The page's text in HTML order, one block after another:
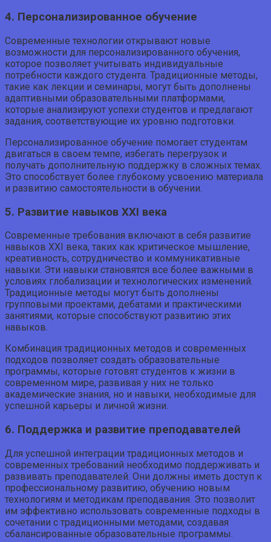
4. Персонализированное обучение
Современные технологии открывают новые
возможности для персонализированного обучения,
которое позволяет учитывать индивидуальные
потребности каждого студента. Традиционные методы,
такие как лекции и семинары, могут быть дополнены
адаптивными образовательными платформами,
которые анализируют успехи студентов и предлагают
задания, соответствующие их уровню подготовки.
Персонализированное обучение помогает студентам
двигаться в своем темпе, избегать перегрузок и
получать дополнительную поддержку в сложных темах.
Это способствует более глубокому усвоению материала
и развитию самостоятельности в обучении.
5. Развитие навыков XXI века
Современные требования включают в себя развитие
навыков XXI века, таких как критическое мышление,
креативность, сотрудничество и коммуникативные
навыки. Эти навыки становятся все более важными в
условиях глобализации и технологических изменений.
Традиционные методы могут быть дополнены
групповыми проектами, дебатами и практическими
занятиями, которые способствуют развитию этих
навыков.
Комбинация традиционных методов и современных
подходов позволяет создать образовательные
программы, которые готовят студентов к жизни в
современном мире, развивая у них не только
академические знания, но и навыки, необходимые для
успешной карьеры и личной жизни.
6. Поддержка и развитие преподавателей
Для успешной интеграции традиционных методов и
современных требований необходимо поддерживать и
развивать преподавателей. Они должны иметь доступ к
профессиональному развитию, обучению новым
технологиям и методикам преподавания. Это позволит
им эффективно использовать современные подходы в
сочетании с традиционными методами, создавая
сбалансированные образовательные программы.